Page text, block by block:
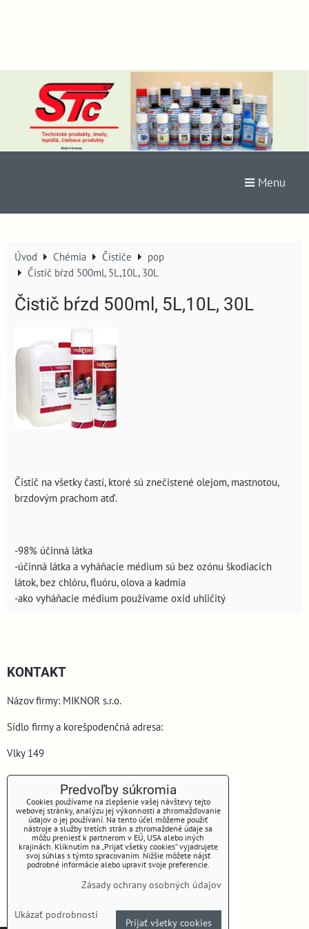
Menu
Úvod Chémia Čističe
pop
Čistič bŕzd 500ml, 5L,10L, 30L
Čistič bŕzd 500ml, 5L,10L, 30L
Čistič na všetky časti, ktoré sú znečistené olejom, mastnotou,
brzdovým prachom atď.
-98% účinná látka
-účinná látka a vyháňacie médium sú bez ozónu škodiacich
látok, bez chlóru, fluóru, olova a kadmia
-ako vyháňacie médium používame oxid uhličitý
KONTAKT
Názov firmy: MIKNOR s.r.o.
Sídlo firmy a korešpodenčná adresa:
Vlky 149
900 44 Vlky
Predvoľby súkromia
Cookies používame na zlepšenie vašej návštevy tejto
webovej stránky, analýzu jej výkonnosti a zhromažďovanie
údajov o jej používaní. Na tento účel môžeme použiť
nástroje a služby tretích strán a zhromaždené údaje sa
môžu preniesť k partnerom v EÚ, USA alebo iných
krajinách. Kliknutím na „Prijať všetky cookies“ vyjadrujete
svoj súhlas s týmto spracovaním. Nižšie môžete nájsť
podrobné informácie alebo upraviť svoje preferencie.
Zásady ochrany osobných údajov
Ukázať podrobnosti
Prijať všetky cookies